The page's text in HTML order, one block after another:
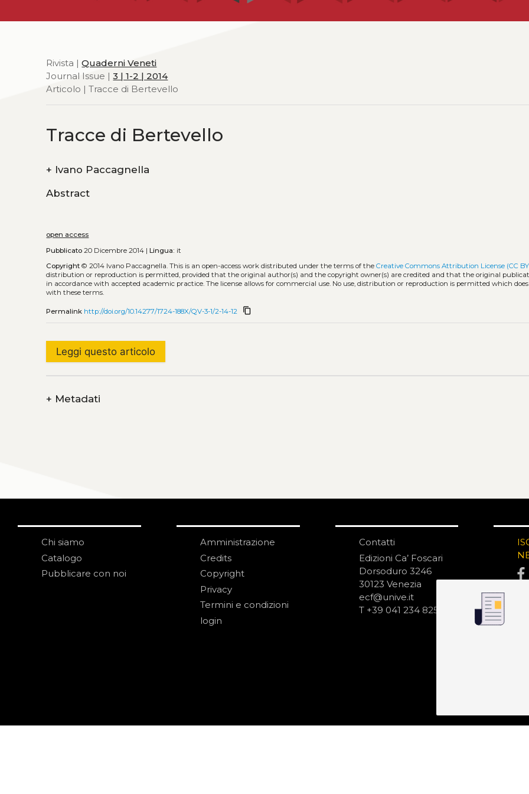
Rivista |Quaderni Veneti
Journal Issue |3 | 1-2 | 2014
Articolo | Tracce di Bertevello
Tracce di Bertevello
+ Ivano Paccagnella
Abstract
open access
Pubblicato 20 Dicembre 2014 |Lingua: it
Copyright © 2014 Ivano Paccagnella.This is an open-access work distributed under the terms of theCreative Commons Attribution License (CC
distribution or reproduction is permitted, provided that the original author(s) and the copyright owner(s) are credited and that the original
in accordance with accepted academic practice. The license allows for commercial use. No use, distribution or reproduction is permitted which
with these terms.
Permalink http://doi.org/10.14277/1724-188X/QV-3-1/2-14-12 content_copy
Leggi questo articolo
+ Metadati
Chi siamo
Catalogo
Pubblicare con noi
Amministrazione
Credits
Copyright
Privacy
Termini e condizioni
login
Contatti
Edizioni Ca’ Foscari
Dorsoduro 3246
30123 Venezia
ecf@unive.it
T +39 041 234 8250